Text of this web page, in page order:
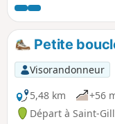
sur la boucle du Pin
Creuse et le barrage
L'Aigue. Attention:
cataloguée facile
en (4) et (5) peuvent
des jeunes enfants
mobilité réduite
informations
Petite
Visorandonneur
5,48 km
+56
Départ à Saint-